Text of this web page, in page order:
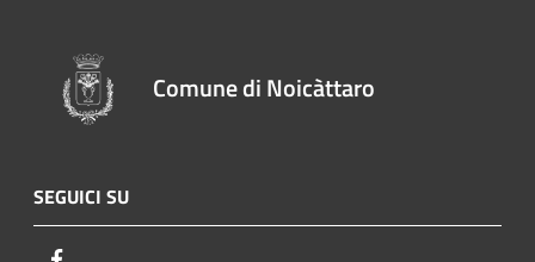
Comune di Noicàttaro
SEGUICI SU